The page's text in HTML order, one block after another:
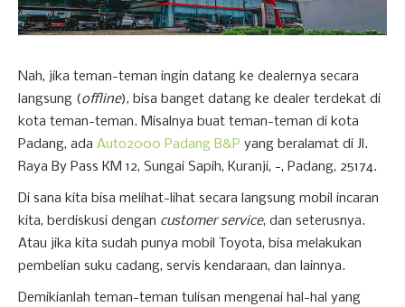
Nah, jika teman-teman ingin datang ke dealernya secara
langsung (offline), bisa banget datang ke dealer terdekat di
kota teman-teman. Misalnya buat teman-teman di kota
Padang, ada Auto2000 Padang B&P yang beralamat di Jl.
Raya By Pass KM 12, Sungai Sapih, Kuranji, -, Padang, 25174.
Di sana kita bisa melihat-lihat secara langsung mobil incaran
kita, berdiskusi dengan customer service, dan seterusnya.
Atau jika kita sudah punya mobil Toyota, bisa melakukan
pembelian suku cadang, servis kendaraan, dan lainnya.
Demikianlah teman-teman tulisan mengenai hal-hal yang